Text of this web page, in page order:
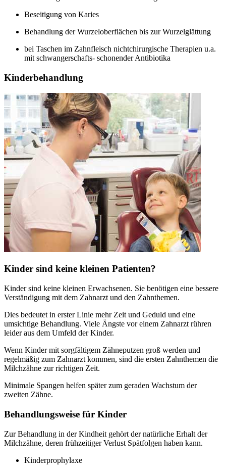
Beseitigung von Karies
Behandlung der Wurzeloberflächen bis zur Wurzelglättung
bei Taschen im Zahnfleisch nichtchirurgische Therapien u.a.
mit schwangerschafts- schonender Antibiotika
Kinderbehandlung
Kinder sind keine kleinen Patienten?
Kinder sind keine kleinen Erwachsenen. Sie benötigen eine bessere
Verständigung mit dem Zahnarzt und den Zahnthemen.
Dies bedeutet in erster Linie mehr Zeit und Geduld und eine
umsichtige Behandlung. Viele Ängste vor einem Zahnarzt rühren
leider aus dem Umfeld der Kinder.
Wenn Kinder mit sorgfältigem Zähneputzen groß werden und
regelmäßig zum Zahnarzt kommen, sind die ersten Zahnthemen die
Milchzähne zur richtigen Zeit.
Minimale Spangen helfen später zum geraden Wachstum der
zweiten Zähne.
Behandlungsweise für Kinder
Zur Behandlung in der Kindheit gehört der natürliche Erhalt der
Milchzähne, deren frühzeitiger Verlust Spätfolgen haben kann.
Kinderprophylaxe